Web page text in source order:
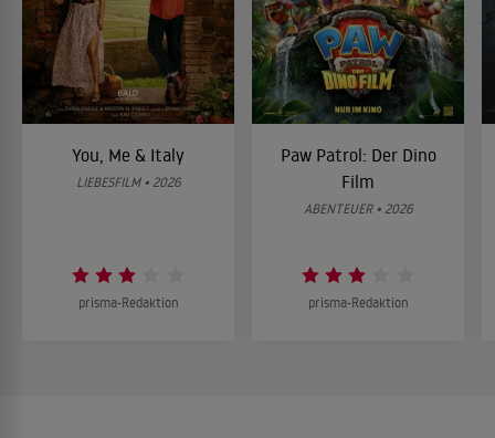
You, Me & Italy
LIEBESFILM • 2026
prisma-Redaktion
Paw Patrol: Der Dino
Film
ABENTEUER • 2026
prisma-Redaktion